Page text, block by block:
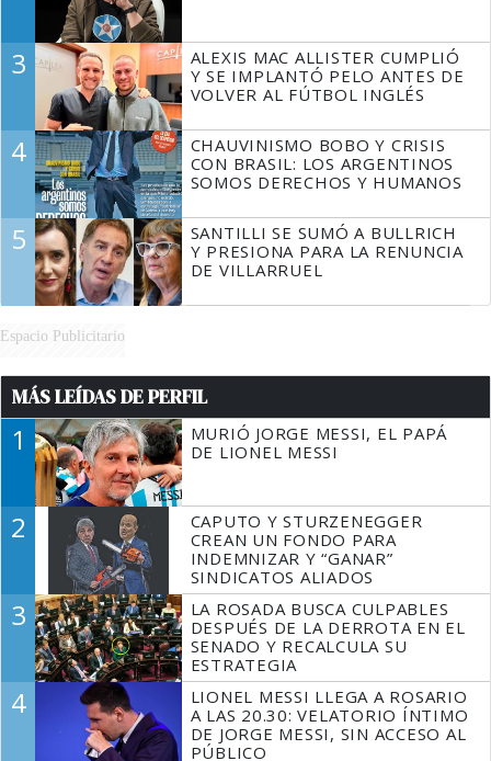
3
ALEXIS MAC ALLISTER CUMPLIÓ
Y SE IMPLANTÓ PELO ANTES DE
VOLVER AL FÚTBOL INGLÉS
4
CHAUVINISMO BOBO Y CRISIS
CON BRASIL: LOS ARGENTINOS
SOMOS DERECHOS Y HUMANOS
5
SANTILLI SE SUMÓ A BULLRICH
Y PRESIONA PARA LA RENUNCIA
DE VILLARRUEL
Espacio Publicitario
MÁS LEÍDAS DE PERFIL
1
MURIÓ JORGE MESSI, EL PAPÁ
DE LIONEL MESSI
2
CAPUTO Y STURZENEGGER
CREAN UN FONDO PARA
INDEMNIZAR Y “GANAR”
SINDICATOS ALIADOS
3
LA ROSADA BUSCA CULPABLES
DESPUÉS DE LA DERROTA EN EL
SENADO Y RECALCULA SU
ESTRATEGIA
4
LIONEL MESSI LLEGA A ROSARIO
A LAS 20.30: VELATORIO ÍNTIMO
DE JORGE MESSI, SIN ACCESO AL
PÚBLICO